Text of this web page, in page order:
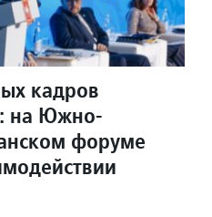
кадров
на Южно-
форуме